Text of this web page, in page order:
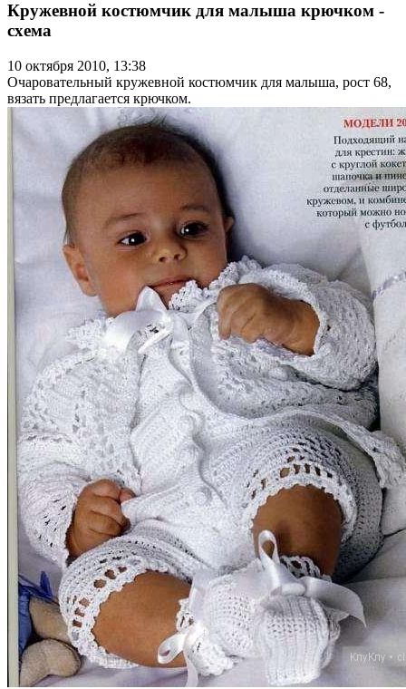
Кружевной костюмчик для малыша крючком -
схема
10 октября 2010, 13:38
Очаровательный кружевной костюмчик для малыша, рост 68,
вязать предлагается крючком.